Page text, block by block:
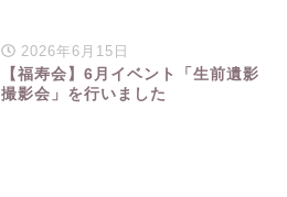
2026年6月15日
【福寿会】6月イベント「生前遺影
撮影会」を行いました